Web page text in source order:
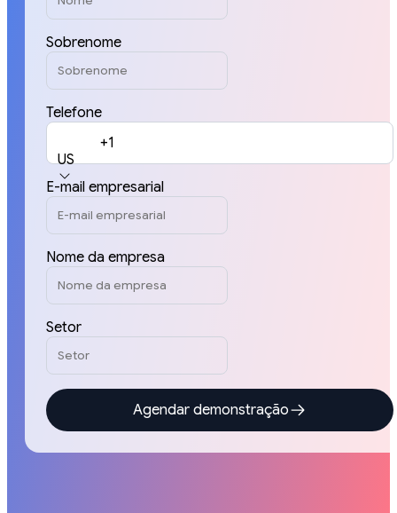
Sobrenome
Telefone
US
+1
E-mail empresarial
Nome da empresa
Setor
Agendar demonstração